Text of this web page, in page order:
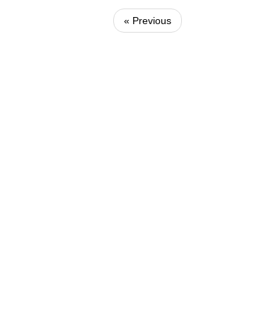
« Previous